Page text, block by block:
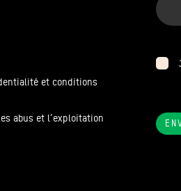
et conditions
abus et l’exploitation